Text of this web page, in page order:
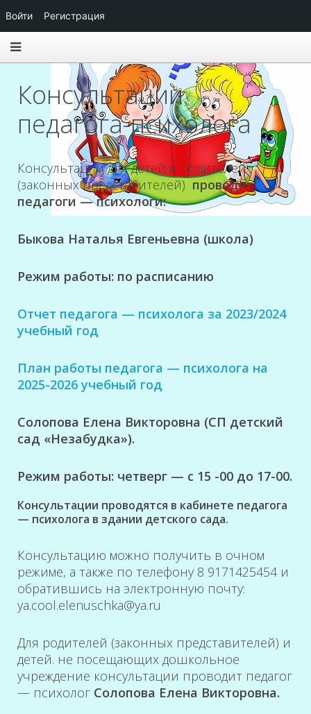
Консультации
педагога-психолога
Консультации для детей и родителей
(законных представителей)проводят
педагоги — психологи:
Быкова Наталья Евгеньевна (школа)
Режим работы: по расписанию
Отчет педагога — психолога за 2023/2024
учебный год
План работы педагога — психолога на
2025-2026 учебный год
Солопова Елена Викторовна (СП детский
сад «Незабудка»).
Режим работы: четверг — с 15 -00 до 17-00.
Консультации проводятся в кабинете педагога
— психолога в здании детского сада.
Консультацию можно получить в очном
режиме, а также по телефону 8 9171425454 и
обратившись на электронную почту:
ya.cool.elenuschka@ya.ru
Для родителей (законных представителей) и
детей. не посещающих дошкольное
учреждение консультации проводит педагог
— психолог Солопова Елена Викторовна.
Войти Регистрация